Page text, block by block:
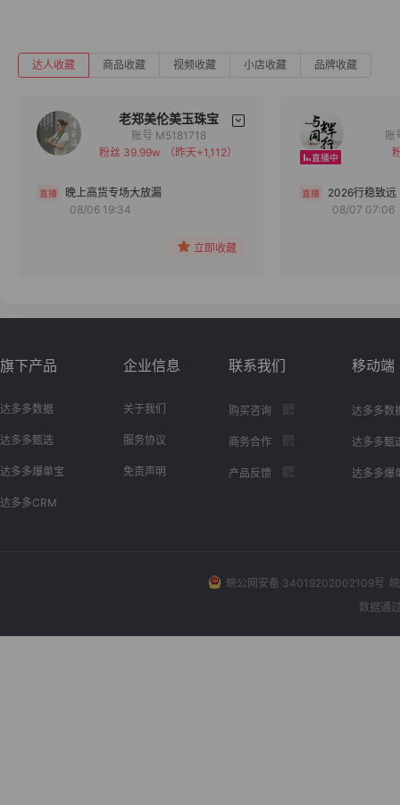
达人收藏 商品收藏 视频收藏 小店收藏 品牌收藏
老郑美伦美玉珠宝
备注
分组
账号 M5181718
粉丝 39.99w
（昨天+1,112）
晚上高货专场大放漏
08/06 19:34
立即收藏
2026行稳致远
08/07 07:06
旗下产品
达多多数据
达多多甄选
达多多爆单宝
达多多CRM
企业信息
关于我们
服务协议
免责声明
联系我们
购买咨询
商务合作
产品反馈
移动端
达多多数
达多多甄
达多多爆
皖公网安备 34019202002109号
数据通